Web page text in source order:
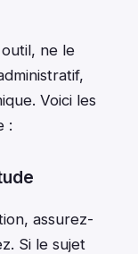
ne le
Voici les
:
assurez-
Si le sujet